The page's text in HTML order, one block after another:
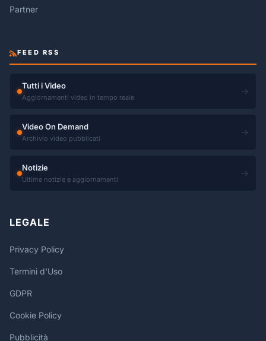
Partner
FEED RSS
Tutti i Video
Aggiornamenti video in tempo reale
→
Video On Demand
Archivio video pubblicati
→
Notizie
Ultime notizie e aggiornamenti
→
LEGALE
Privacy Policy
Termini d'Uso
GDPR
Cookie Policy
Pubblicità